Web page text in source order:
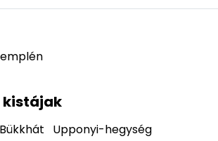
Bükkhát Upponyi-hegység